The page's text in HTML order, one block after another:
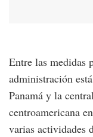
Entre las medidas
administración
Panamá y la
centroamericana
varias actividades